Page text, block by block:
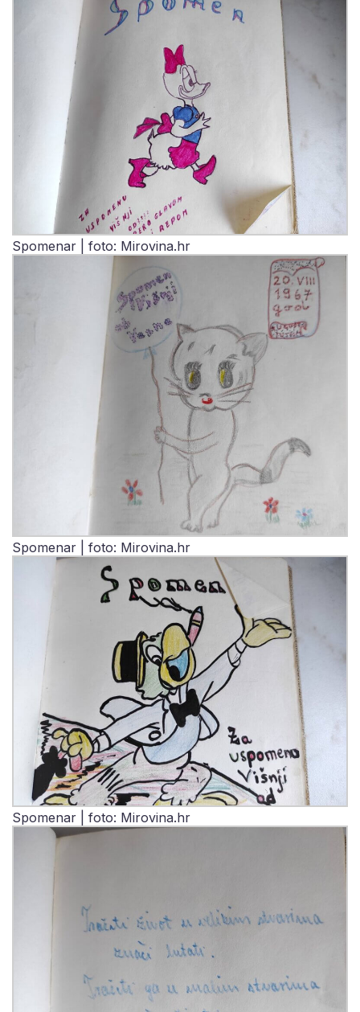
Spomenar | foto: Mirovina.hr
Spomenar | foto: Mirovina.hr
Spomenar | foto: Mirovina.hr